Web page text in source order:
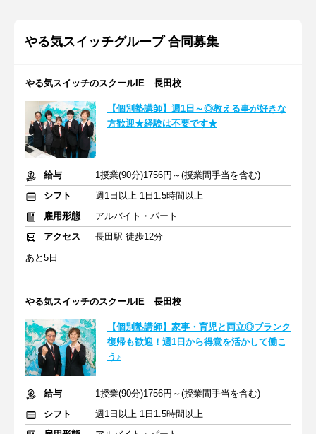
やる気スイッチグループ 合同募集
やる気スイッチのスクールIE 長田校
【個別塾講師】週1日～◎教える事が好きな
方歓迎★経験は不要です★
給与
1授業(90分)1756円～(授業間手当を含む)
シフト
週1日以上 1日1.5時間以上
雇用形態
アルバイト・パート
アクセス
長田駅 徒歩12分
あと5日
やる気スイッチのスクールIE 長田校
【個別塾講師】家事・育児と両立◎ブランク
復帰も歓迎！週1日から得意を活かして働こ
う♪
給与
1授業(90分)1756円～(授業間手当を含む)
シフト
週1日以上 1日1.5時間以上